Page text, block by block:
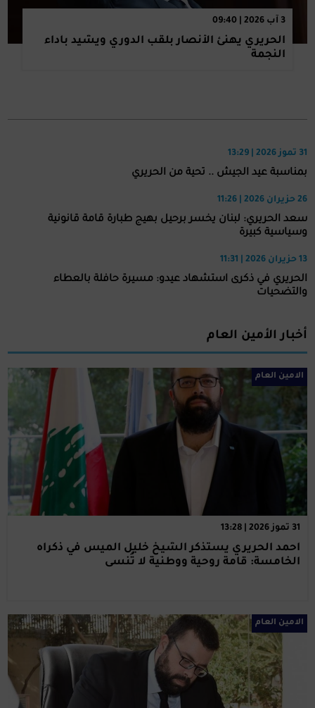
3 آب 2026 | 09:40
الحريري يهنئ الأنصار بلقب الدوري ويشيد بأداء
النجمة
31 تموز 2026 | 13:29
بمناسبة عيد الجيش .. تحية من الحريري
26 حزيران 2026 | 11:26
سعد الحريري: لبنان يخسر برحيل بهيج طبارة قامة قانونية
وسياسية كبيرة
13 حزيران 2026 | 11:31
الحريري في ذكرى استشهاد عيدو: مسيرة حافلة بالعطاء
والتضحيات
أخبار الأمين العام
الامين العام
31 تموز 2026 | 13:28
أحمد الحريري يستذكر الشيخ خليل الميس في ذكراه
الخامسة: قامة روحية ووطنية لا تُنسى
الامين العام